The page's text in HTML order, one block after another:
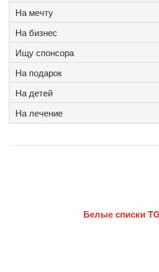
На мечту
На бизнес
Ищу спонсора
На подарок
На детей
На лечение
Белые списки